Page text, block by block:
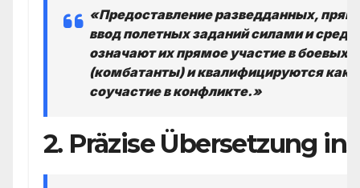
«Предоставление разведданных,
ввод полетных заданий силами и
означают их прямое участие в боевых
(комбатанты) и квалифицируются как
соучастие в конфликте.»
2. Präzise Übersetzung